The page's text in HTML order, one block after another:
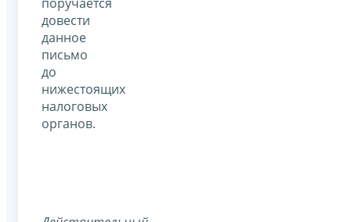
довести
данное
письмо
до
нижестоящих
налоговых
органов.